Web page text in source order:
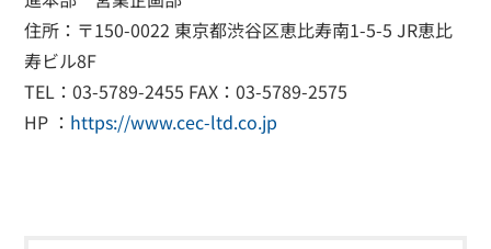
住所：〒150-0022 東京都渋谷区恵比寿南1-5-5 JR恵比
寿ビル8F
TEL：03-5789-2455 FAX：03-5789-2575
HP ： https://www.cec-ltd.co.jp